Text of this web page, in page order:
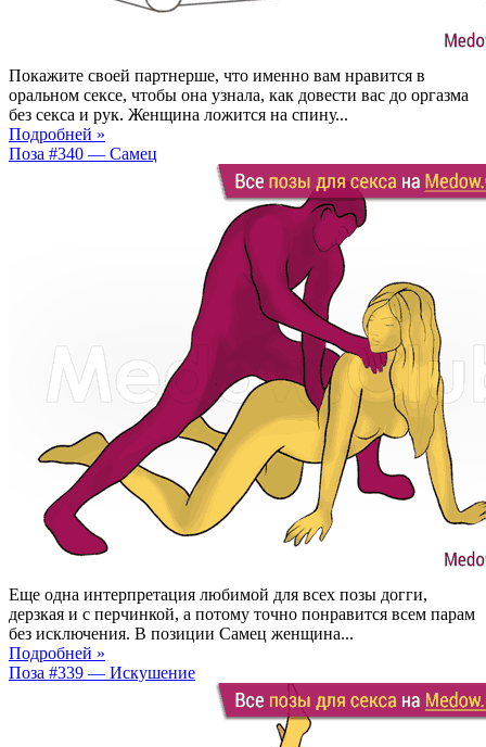
Покажите своей партнерше, что именно вам нравится в
оральном сексе, чтобы она узнала, как довести вас до оргазма
без секса и рук. Женщина ложится на спину...
Подробней »
Поза #340 — Самец
Еще одна интерпретация любимой для всех позы догги,
дерзкая и с перчинкой, а потому точно понравится всем парам
без исключения. В позиции Самец женщина...
Подробней »
Поза #339 — Искушение